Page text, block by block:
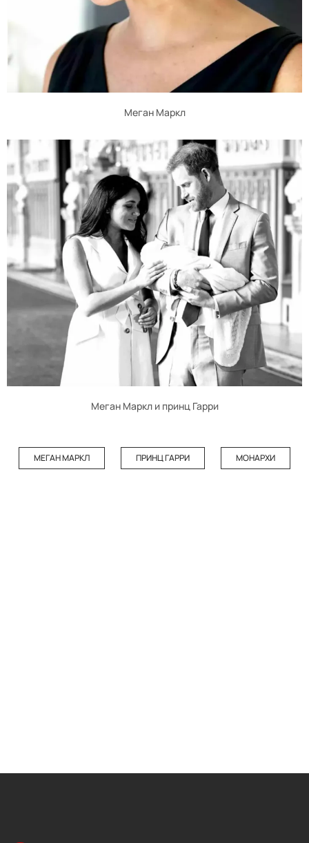
Меган Маркл
Меган Маркл и принц Гарри
МЕГАН МАРКЛ ПРИНЦ ГАРРИ МОНАРХИ